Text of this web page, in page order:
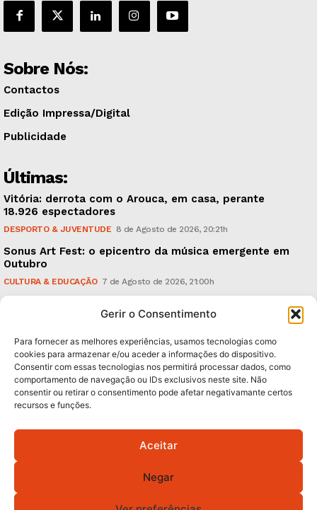
Gerir o Consentimento
Para fornecer as melhores experiências, usamos tecnologias como
cookies para armazenar e/ou aceder a informações do dispositivo.
Consentir com essas tecnologias nos permitirá processar dados, como
comportamento de navegação ou IDs exclusivos neste site. Não
consentir ou retirar o consentimento pode afetar negativamante certos
recursos e funções.
Aceitar
Negar
Sobre Nós:
Contactos
Edição Impressa/Digital
Publicidade
Últimas:
Vitória: derrota com o Arouca, em casa, perante
18.926 espectadores
DESPORTO & JUVENTUDE 8 de Agosto de 2026, 20:21h
Sonus Art Fest: o epicentro da música emergente em
Outubro
CULTURA & EDUCAÇÃO 7 de Agosto de 2026, 21:00h
Subscreva Newsletter:
QUERO ADERIR
Política de Privacidade